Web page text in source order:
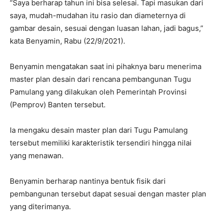
“Saya berharap tahun ini bisa selesai. Tapi masukan dari
saya, mudah-mudahan itu rasio dan diameternya di
gambar desain, sesuai dengan luasan lahan, jadi bagus,”
kata Benyamin, Rabu (22/9/2021).
Benyamin mengatakan saat ini pihaknya baru menerima
master plan desain dari rencana pembangunan Tugu
Pamulang yang dilakukan oleh Pemerintah Provinsi
(Pemprov) Banten tersebut.
Ia mengaku desain master plan dari Tugu Pamulang
tersebut memiliki karakteristik tersendiri hingga nilai
yang menawan.
Benyamin berharap nantinya bentuk fisik dari
pembangunan tersebut dapat sesuai dengan master plan
yang diterimanya.